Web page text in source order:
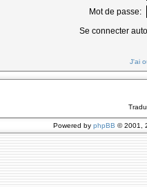
Mot de passe:
Se connecter
J'ai
Powered by phpBB © 2001,